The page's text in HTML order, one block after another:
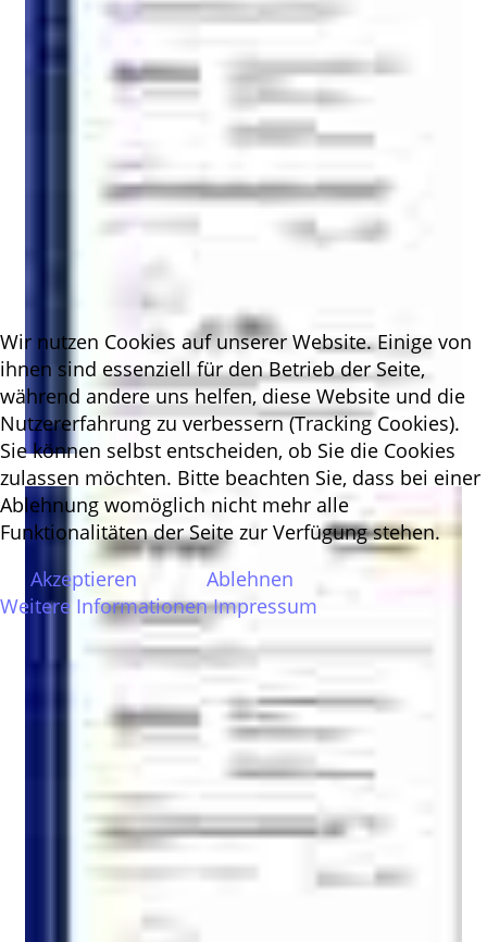
Wir nutzen Cookies auf unserer Website. Einige von
ihnen sind essenziell für den Betrieb der Seite,
während andere uns helfen, diese Website und die
Nutzererfahrung zu verbessern (Tracking Cookies).
Sie können selbst entscheiden, ob Sie die Cookies
zulassen möchten. Bitte beachten Sie, dass bei einer
Ablehnung womöglich nicht mehr alle
Funktionalitäten der Seite zur Verfügung stehen.
Akzeptieren
Ablehnen
Weitere Informationen Impressum